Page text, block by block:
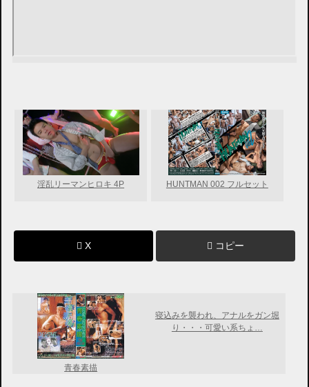
淫乱リーマンヒロキ 4P HUNTMAN 002 フルセット
X コピー
青春素描
寝込みを襲われ、アナルをガン堀
り・・・可愛い系ちょ…